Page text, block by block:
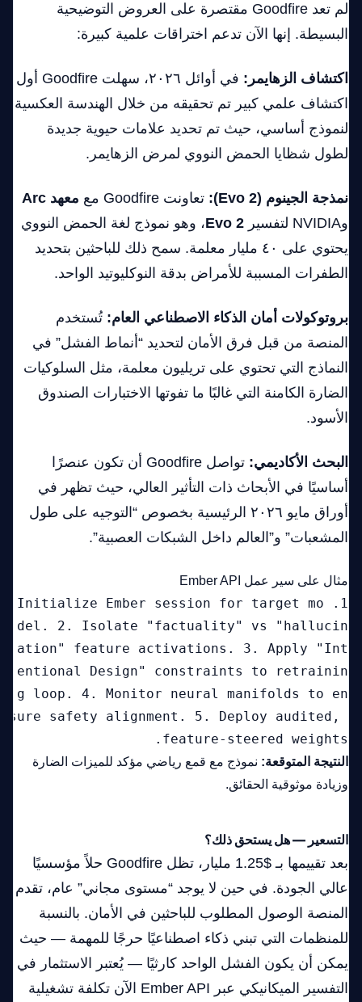
لم تعد Goodfire مقتصرة على العروض التوضيحية
البسيطة. إنها الآن تدعم اختراقات علمية كبيرة:
اكتشاف الزهايمر:
في أوائل ٢٠٢٦، سهلت Goodfire أول
اكتشاف علمي كبير تم تحقيقه من خلال الهندسة العكسية
لنموذج أساسي، حيث تم تحديد علامات حيوية جديدة
لطول شظايا الحمض النووي لمرض الزهايمر.
نمذجة الجينوم (Evo 2): تعاونت Goodfire مع
معهد Arc
وNVIDIA لتفسير
Evo 2، وهو نموذج لغة الحمض النووي
يحتوي على ٤٠ مليار معلمة. سمح ذلك للباحثين بتحديد
الطفرات المسببة للأمراض بدقة النوكليوتيد الواحد.
بروتوكولات أمان الذكاء الاصطناعي العام: تُستخدم
المنصة من قبل فرق الأمان لتحديد “أنماط الفشل” في
النماذج التي تحتوي على تريليون معلمة، مثل السلوكيات
الضارة الكامنة التي غالبًا ما تفوتها الاختبارات الصندوق
الأسود.
البحث الأكاديمي:
تواصل Goodfire أن تكون عنصرًا
أساسيًا في الأبحاث ذات التأثير العالي، حيث تظهر في
أوراق مايو ٢٠٢٦ الرئيسية بخصوص “التوجيه على طول
المشعبات” و”العالم داخل الشبكات العصبية”.
مثال على سير عمل Ember API
1. Initialize Ember session for target mo
del. 2. Isolate "factuality" vs "hallucin
ation" feature activations. 3. Apply "Int
entional Design" constraints to retrainin
g loop. 4. Monitor neural manifolds to en
sure safety alignment. 5. Deploy audited,
feature-steered weights.
النتيجة المتوقعة: نموذج مع قمع رياضي مؤكد للميزات الضارة
وزيادة موثوقية الحقائق.
التسعير — هل يستحق ذلك؟
بعد تقييمها بـ $1.25 مليار، تظل Goodfire حلاً مؤسسيًا
عالي الجودة. في حين لا يوجد “مستوى مجاني” عام، تقدم
المنصة الوصول المطلوب للباحثين في الأمان. بالنسبة
للمنظمات التي تبني ذكاء اصطناعيًا حرجًا للمهمة — حيث
يمكن أن يكون الفشل الواحد كارثيًا — يُعتبر الاستثمار في
التفسير الميكانيكي عبر Ember API الآن تكلفة تشغيلية